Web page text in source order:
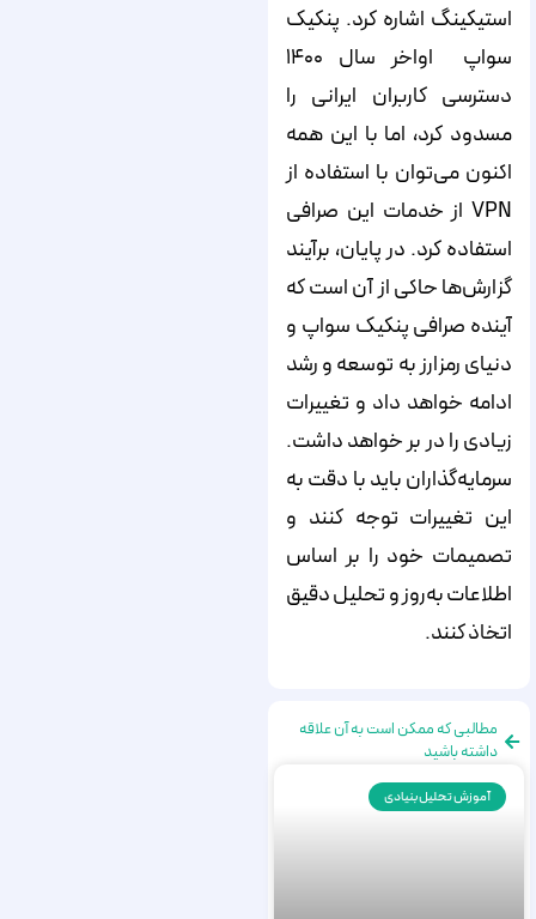
استیکینگ اشاره کرد. پنکیک
سواپ اواخر سال ۱۴۰۰
دسترسی کاربران ایرانی را
مسدود کرد،‌ اما با این همه
اکنون می‌توان با استفاده از
VPN‌ از خدمات این صرافی
استفاده کرد. در پایان، برآیند
گزارش‌ها حاکی از آن است که
آینده صرافی پنکیک سواپ و
دنیای رمزارز به توسعه و رشد
ادامه خواهد داد و تغییرات
زیادی را در بر خواهد داشت.
سرمایه‌گذاران باید با دقت به
این تغییرات توجه کنند و
تصمیمات خود را بر اساس
اطلاعات به‌روز و تحلیل دقیق
اتخاذ کنند.
مطالبی که ممکن است به آن علاقه
داشته باشید
آموزش تحلیل بنیادی